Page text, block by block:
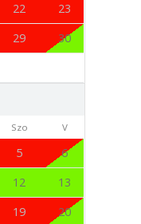
22
23
29
30
Szo V
5
6
12
13
19
20